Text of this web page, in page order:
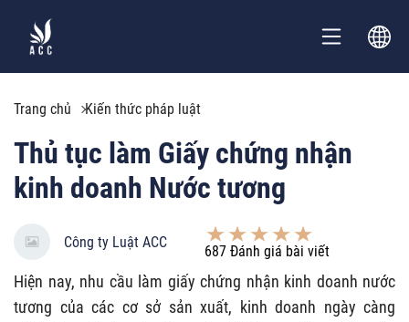
Trang chủ Kiến thức pháp luật
Thủ tục làm Giấy chứng nhận
kinh doanh Nước tương
Công ty Luật ACC
687 Đánh giá bài viết
Hiện nay, nhu cầu làm giấy chứng nhận kinh doanh nước
tương của các cơ sở sản xuất, kinh doanh ngày càng